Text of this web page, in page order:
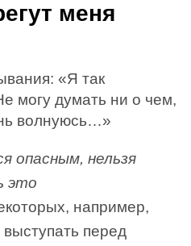
меня
«Я так
могу думать ни о чем,
волнуюсь…»
опасным, нельзя
это
например,
выступать перед